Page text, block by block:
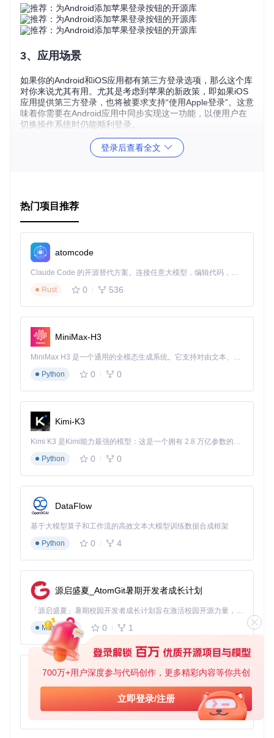
700万+用户深度参与代码创作，更多精彩内容等你共创
立即登录/注册
3、应用场景
如果你的Android和iOS应用都有第三方登录选项，那么这个库
对你来说尤其有用。尤其是考虑到苹果的新政策，即如果iOS
应用提供第三方登录，也将被要求支持“使用Apple登录”。这意
味着你需要在Android应用中同步实现这一功能，以便用户在
切换操作系统时仍能顺利登录。
高度可定制：提供多种预设风格，并支持自定义文本和圆
角。
安全认证：通过OAuth流程确保用户信息的安全性。
使用步骤
首先，按照苹果官方文档配置服务端，包括App ID和Servi
在布局文件中创建并设置
配置客户端ID、重定向URI和所需权限。
实现回调函数，处理成功、失败或取消的结果。
示例与示例应用
项目还提供了一个样例应用程序，可以帮助开发者快速理解如
何配置和使用这个库。通过调整样例项目中的配置，你可以轻
松地为自己的应用集成这项功能。
总结
新政策。如果你正面临这方面的挑战，不妨试试这款库，它会
让你的工作变得更为简单高效。
登录后查看全文
热门项目推荐
atomcode
Claude Code 的开源替代方案。连接任意大模型，编辑代码，运行命令，自动验证 — 全自动执行。用 Rust 构建，极致性能。 ｜ An open-source alternative to Claude Code. Connect any LLM, edit code, run commands, and verify changes — autonomously. Built in Rust for speed. Get Started
Rust
0 536
MiniMax-H3
MiniMax H3 是一个通用的全模态生成系统。它支持对由文本、图像、视频和音频组成的多模态上下文进行统一理解，并能生成分辨率高达 2K、时长可达 15 秒的带原生立体声音频的视频。得益于面向任务泛化的系统设计，H3 在预训练阶段就已具备广泛的多模态上下文理解与生成能力，能够出色地执行复杂的多模态指令。
Python
0 0
Kimi-K3
Kimi K3 是Kimi能力最强的模型：这是一个拥有 2.8 万亿参数的混合专家（MoE）模型，具备原生视觉理解能力，并支持 100 万 token 的上下文窗口。
Python
0 0
DataFlow
基于大模型算子和工作流的高效文本大模型训练数据合成框架
Python
0 4
源启盛夏_AtomGit暑期开发者成长计划
「源启盛夏」暑期校园开发者成长计划旨在激活校园开源力量，通过积分激励、认证扶持、资源倾斜等形式，引导高校组织和开发者完成「入驻 — 建项目 — 做贡献 — 获认证 — 得资源」的完整闭环。无论你是想带领社团入驻平台的组织者，还是希望用代码贡献证明自己的开发者，都能在这里找到属于你的成长路径。
Markdown
0 1
py-xiaozhi
基于Python的Xiaozhi AI，适用于想要完整Xiaozhi体验而无需拥有专用硬件的用户。
Python
0 1